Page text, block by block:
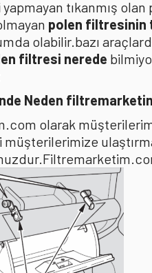
yapmayan tıkanmış
polen filtresinin
olabilir.bazı
filtresi nerede
Neden
olarak